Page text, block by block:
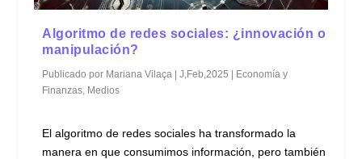
Algoritmo de redes sociales: ¿innovación o
manipulación?
Publicado por Mariana Vilaça |J,Feb,2025
Economía y
Finanzas, Medios
El algoritmo de redes sociales ha transformado la
manera en que consumimos información, pero también